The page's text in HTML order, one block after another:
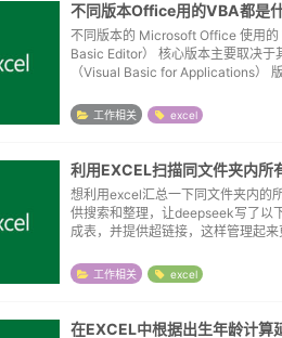
不同版本Office用的VBA都是什
不同版本的 Microsoft Office 使用的
Basic Editor） 核心版本主要取决于
（Visual Basic for Applications）
工作相关 excel
利用EXCEL扫描同文件夹内所
想利用excel汇总一下同文件夹内的
供搜索和整理，让deepseek写了以
成表，并提供超链接，这样管理起
...
工作相关 excel